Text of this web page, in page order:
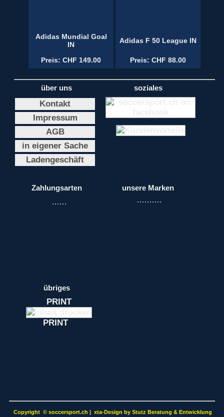
Adidas Mundial Goal
IN
Preis: CHF 149.00
Adidas F 50 League IN
Preis: CHF 88.00
über uns
Kontakt
Impressum
AGB
in eigener Sache
Ladengeschäft
soziales
Zahlungsarten unsere Marken
übriges
PRINT
PRINT
Copyright © soccersport.ch | xta-Design by Stutz Beratung & Entwicklung